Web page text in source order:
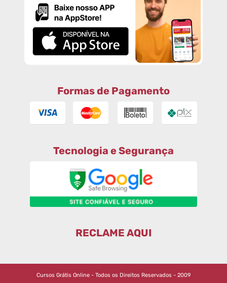
Formas de Pagamento
Tecnologia e Segurança
RECLAME AQUI
Cursos Grátis Online - Todos os Direitos Reservados - 2009